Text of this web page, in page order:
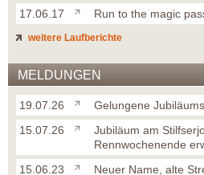
17.06.17
Run to the magic
weitere Laufberichte
MELDUNGEN
19.07.26
Gelungene
15.07.26
Jubiläum am
Rennwochenende
15.06.23
Neuer Name, alte